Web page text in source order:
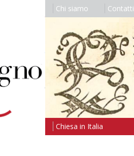
Chi siamo Contatti
Chiesa in Italia